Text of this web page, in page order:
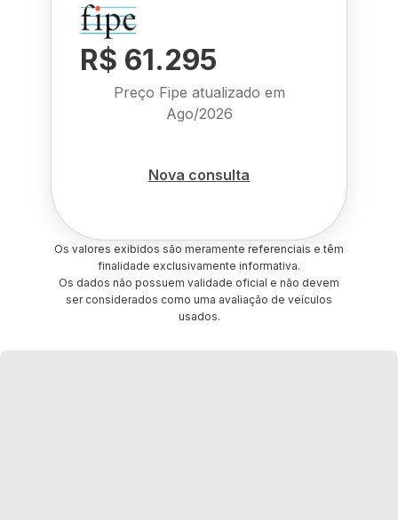
R$ 61.295
Preço Fipe atualizado em
Ago/2026
Nova consulta
Os valores exibidos são meramente referenciais e têm
finalidade exclusivamente informativa.
Os dados não possuem validade oficial e não devem
ser considerados como uma avaliação de veículos
usados.